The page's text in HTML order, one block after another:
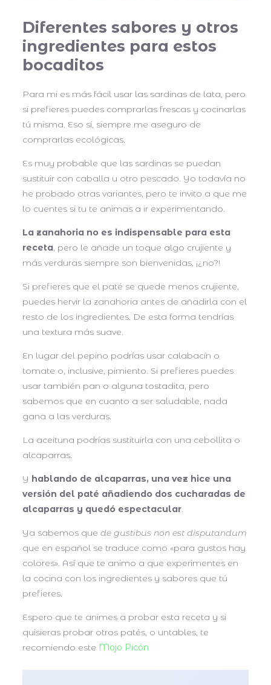
Diferentes sabores y otros
ingredientes para estos
bocaditos
Para mi es más fácil usar las sardinas de lata, pero
si prefieres puedes comprarlas frescas y cocinarlas
tú misma. Eso sí, siempre me aseguro de
comprarlas ecológicas.
Es muy probable que las sardinas se puedan
sustituir con caballa u otro pescado. Yo todavía no
he probado otras variantes, pero te invito a que me
lo cuentes si tu te animas a ir experimentando.
La zanahoria no es indispensable para esta
receta, pero le añade un toque algo crujiente y
más verduras siempre son bienvenidas, ¡¿no?!
Si prefieres que el paté se quede menos crujiente,
puedes hervir la zanahoria antes de añadirla con el
resto de los ingredientes. De esta forma tendrías
una textura más suave.
En lugar del pepino podrías usar calabacín o
tomate o, inclusive, pimiento. Si prefieres puedes
usar también pan o alguna tostadita, pero
sabemos que en cuanto a ser saludable, nada
gana a las verduras.
La aceituna podrías sustituirla con una cebollita o
alcaparras.
Y hablando de alcaparras, una vez hice una
versión del paté añadiendo dos cucharadas de
alcaparras y quedó espectacular.
Ya sabemos que de gustibus non est disputandum
que en español se traduce como «para gustos hay
colores». Así que te animo a que experimentes en
la cocina con los ingredientes y sabores que tú
prefieres.
Espero que te animes a probar esta receta y si
quisieras probar otros patés, o untables, te
recomiendo este Mojo Picón